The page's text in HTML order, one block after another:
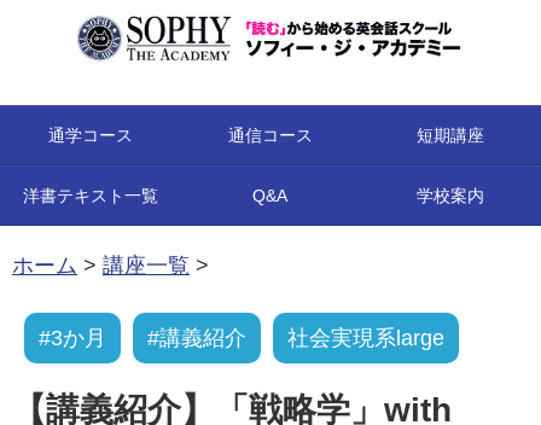
通学コース 通信コース 短期講座
洋書テキスト一覧 Q&A 学校案内
ホーム > 講座一覧 >
#3か月 #講義紹介 社会実現系large
【講義紹介】「戦略学」with